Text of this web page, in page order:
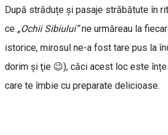
După străduțe și pasaje străbătute în
ce „Ochii Sibiului”ne urmăreau la
istorice, mirosul ne-a fost tare pus la
dorim şi ţie 😉), căci acest loc este
care te îmbie cu preparate delicioase.